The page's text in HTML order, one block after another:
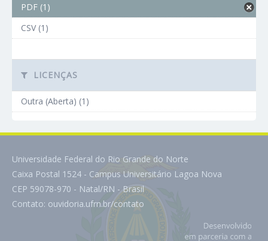
PDF (1)
CSV (1)
LICENÇAS
Outra (Aberta) (1)
Universidade Federal do Rio Grande do Norte
Caixa Postal 1524 - Campus Universitário Lagoa Nova
CEP 59078-970 - Natal/RN - Brasil
Contato: ouvidoria.ufrn.br/contato